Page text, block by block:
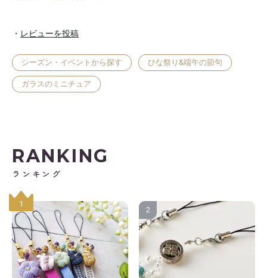
レビューを投稿
シーズン・イベントから探す ひな祭り&端午の節句
ガラスのミニチュア
RANKING
ランキング
1
2